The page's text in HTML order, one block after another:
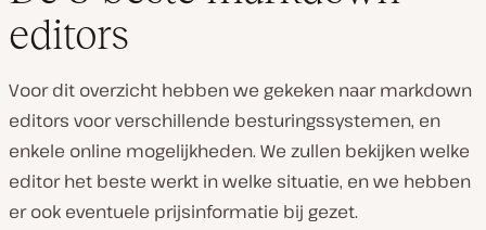
editors
Voor dit overzicht hebben we gekeken naar markdown
editors voor verschillende besturingssystemen, en
enkele online mogelijkheden. We zullen bekijken welke
editor het beste werkt in welke situatie, en we hebben
er ook eventuele prijsinformatie bij gezet.